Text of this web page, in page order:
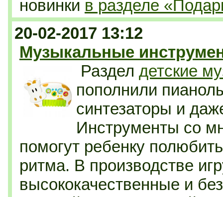
новинки в разделе
20-02-2017 13:12
Музыкальные
Раздел детские
пополнили
синтезаторы и
Инструменты со
помогут ребенку
ритма. В производстве
высококачественные и